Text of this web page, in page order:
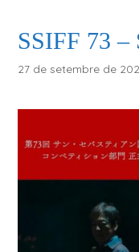
SSIFF 73 –
27 de setembre de